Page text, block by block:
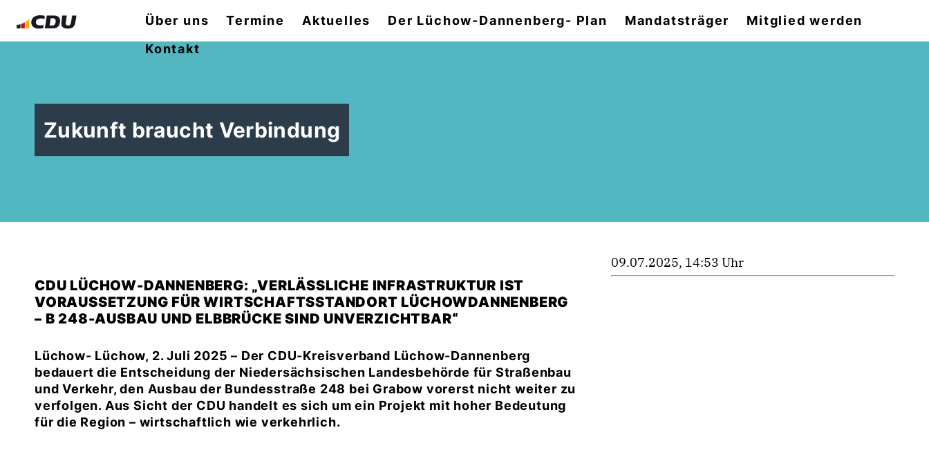
Über uns Termine Aktuelles Der Lüchow-Dannenberg- Plan Mandatsträger
Mitglied werden
Kontakt
Zukunft braucht Verbindung
CDU LÜCHOW-DANNENBERG: „VERLÄSSLICHE INFRASTRUKTUR IST
VORAUSSETZUNG FÜR WIRTSCHAFTSSTANDORT LÜCHOWDANNENBERG
– B 248-AUSBAU UND ELBBRÜCKE SIND UNVERZICHTBAR“
Lüchow- Lüchow, 2. Juli 2025 – Der CDU-Kreisverband Lüchow-Dannenberg
bedauert die Entscheidung der Niedersächsischen Landesbehörde für Straßenbau
und Verkehr, den Ausbau der Bundesstraße 248 bei Grabow vorerst nicht weiter zu
verfolgen. Aus Sicht der CDU handelt es sich um ein Projekt mit hoher Bedeutung
für die Region – wirtschaftlich wie verkehrlich.
09.07.2025, 14:53 Uhr